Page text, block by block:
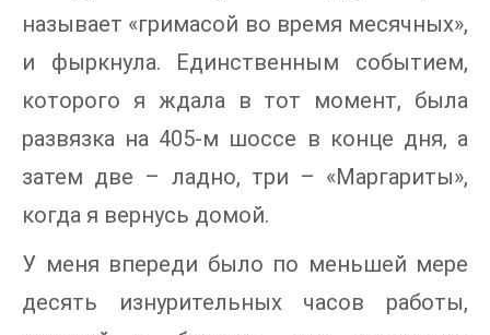
называет «гримасой во время месячных»,
и фыркнула. Единственным событием,
которого я ждала в тот момент, была
развязка на 405-м шоссе в конце дня, а
затем две – ладно, три – «Маргариты»,
когда я вернусь домой.
У меня впереди было по меньшей мере
десять изнурительных часов работы,